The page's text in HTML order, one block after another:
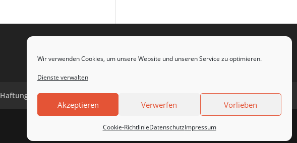
Wir verwenden Cookies, um unsere Website und unseren Service zu optimieren.
Dienste verwalten
Akzeptieren Verwerfen Vorlieben
Cookie-RichtlinieDatenschutzImpressum
Haftungsausschluss Cookie-Richtlinie (EU)